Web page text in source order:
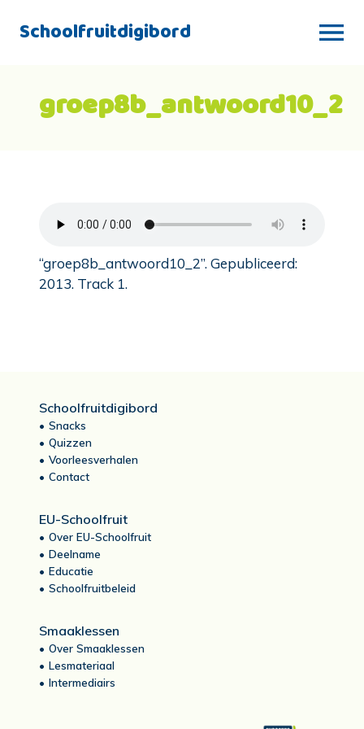
Schoolfruitdigibord
groep8b_antwoord10_2
“groep8b_antwoord10_2”. Gepubliceerd:
2013. Track 1.
Schoolfruitdigibord
Snacks
Quizzen
Voorleesverhalen
Contact
EU-Schoolfruit
Over EU-Schoolfruit
Deelname
Educatie
Schoolfruitbeleid
Smaaklessen
Over Smaaklessen
Lesmateriaal
Intermediairs